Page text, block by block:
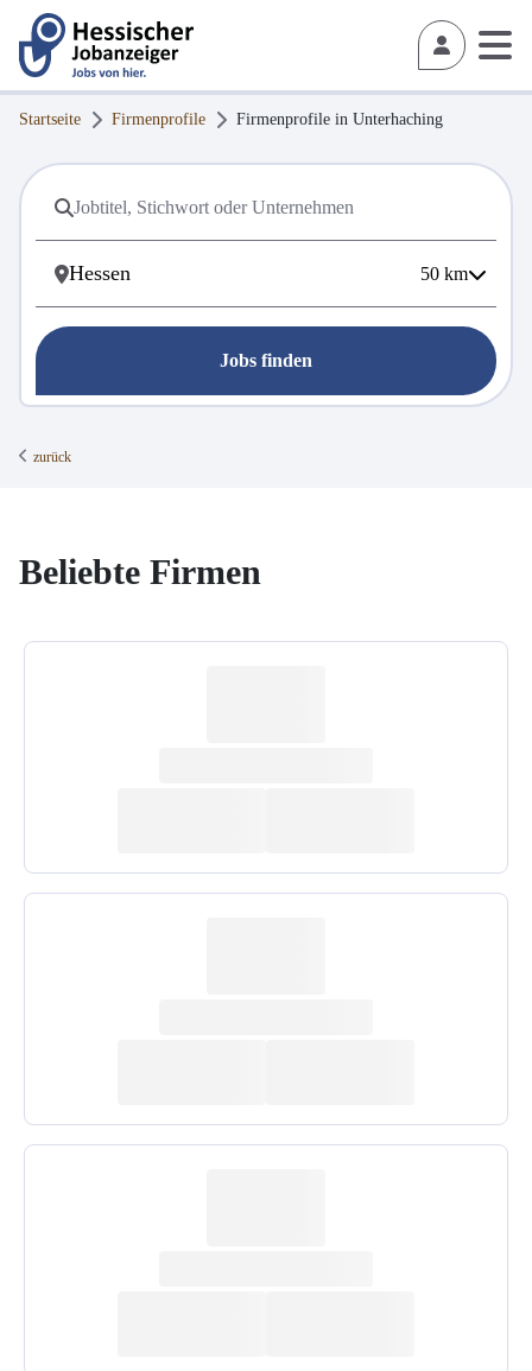
Startseite Firmenprofile Firmenprofile in Unterhaching
50 km
Jobs finden
zurück
Beliebte Firmen